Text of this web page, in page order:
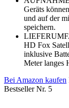
Geräts
und auf der
speichern.
HD Fox
inklusive
Meter langes
Bei Amazon kaufen
Bestseller Nr. 5